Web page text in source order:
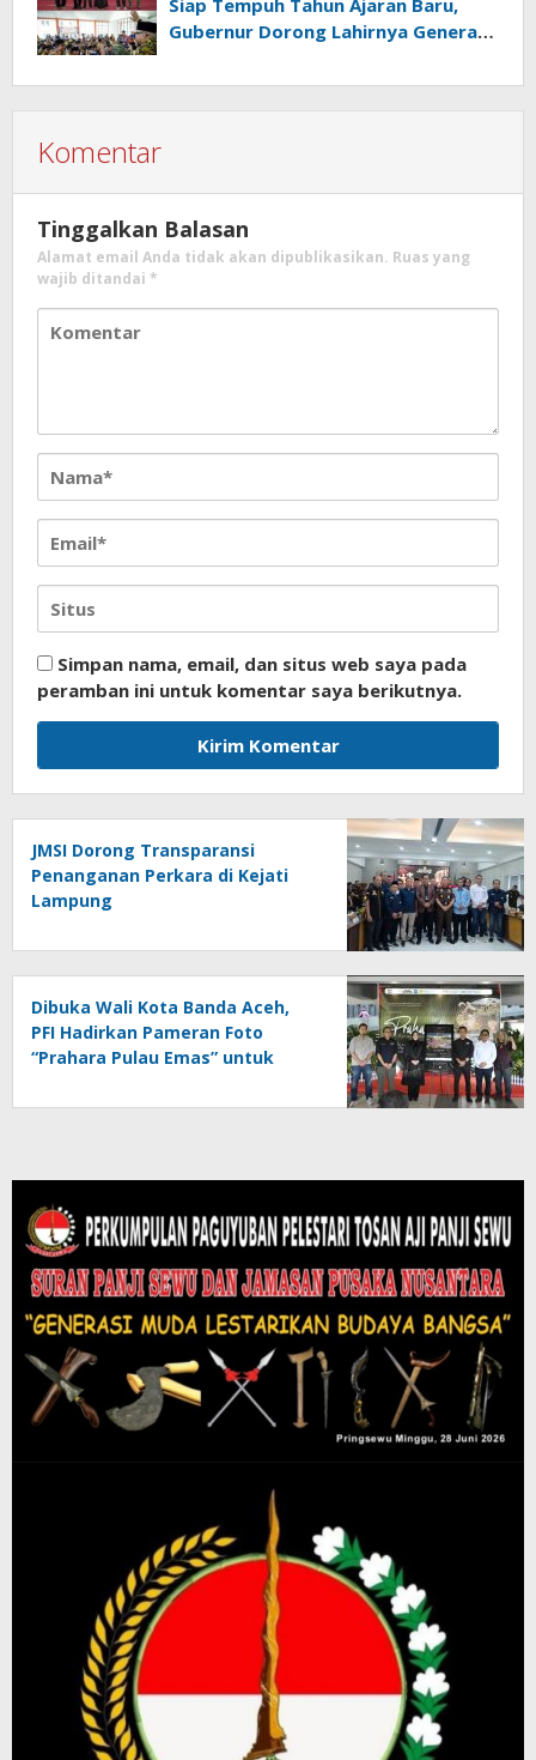
Gubernur Dorong Lahirnya Generasi
Komentar
Tinggalkan Balasan
Alamat email Anda tidak akan dipublikasikan. Ruas yang
wajib ditandai *
Simpan nama, email, dan situs web saya pada
peramban ini untuk komentar saya berikutnya.
JMSI Dorong Transparansi
Penanganan Perkara di Kejati
Lampung
Dibuka Wali Kota Banda Aceh,
PFI Hadirkan Pameran Foto
“Prahara Pulau Emas” untuk